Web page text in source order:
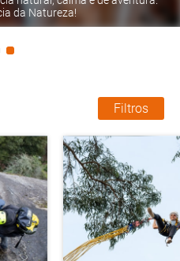
da Natureza!
Filtros